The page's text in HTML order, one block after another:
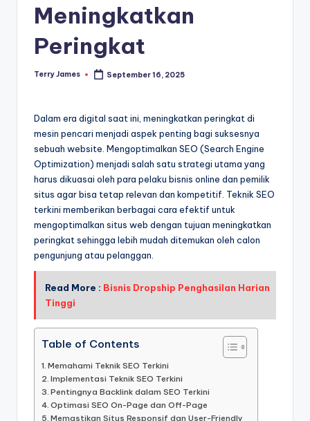
Meningkatkan
Peringkat
Posted
Terry James September 16, 2025
Dalam era digital saat ini, meningkatkan peringkat di
mesin pencari menjadi aspek penting bagi suksesnya
sebuah website. Mengoptimalkan SEO (Search Engine
Optimization) menjadi salah satu strategi utama yang
harus dikuasai oleh para pelaku bisnis online dan pemilik
situs agar bisa tetap relevan dan kompetitif. Teknik SEO
terkini memberikan berbagai cara efektif untuk
mengoptimalkan situs web dengan tujuan meningkatkan
peringkat sehingga lebih mudah ditemukan oleh calon
pengunjung atau pelanggan.
Read More : Bisnis Dropship Penghasilan Harian
Tinggi
Table of Contents
Memahami Teknik SEO Terkini
Implementasi Teknik SEO Terkini
Pentingnya Backlink dalam SEO Terkini
Optimasi SEO On-Page dan Off-Page
Memastikan Situs Responsif dan User-Friendly